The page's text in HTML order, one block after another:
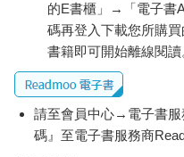
的E書櫃」→「電子書
碼再登入下載您所購
書籍即可開始離線閱讀
請至會員中心→電子書服
碼』至電子書服務商